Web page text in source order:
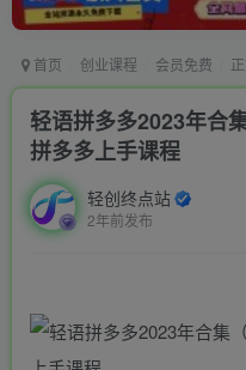
首页 创业课程 会员免费
轻语拼多多2023年合
拼多多上手课程
轻创终点站
2年前发布